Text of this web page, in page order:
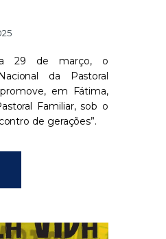
29 de março, o
da Pastoral
em Fátima,
Familiar, sob o
de gerações”.